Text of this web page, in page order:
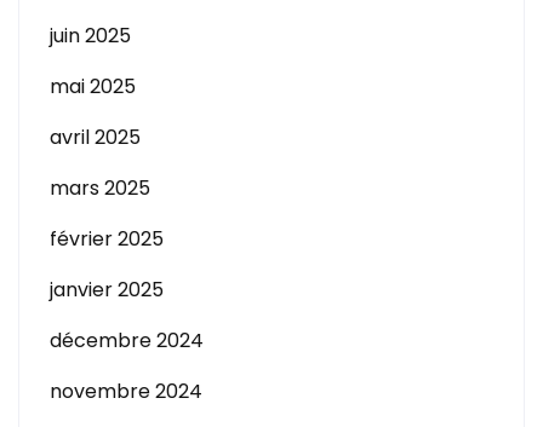
juin 2025
mai 2025
avril 2025
mars 2025
février 2025
janvier 2025
décembre 2024
novembre 2024